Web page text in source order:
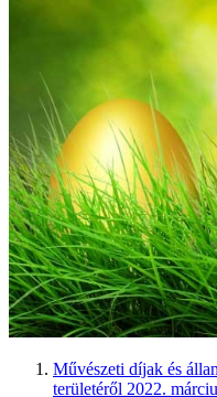
Művészeti díjak és
területéről 2022.